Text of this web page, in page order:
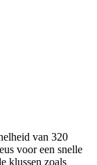
van 320
voor een snelle
klussen zoals